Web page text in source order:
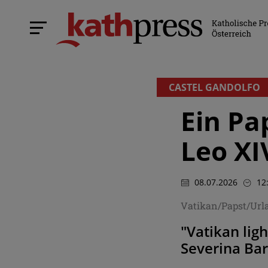
CASTEL GANDOLFO
Ein
Leo
08.07.2026
Vatikan/Papst/
"Vatikan
Severina